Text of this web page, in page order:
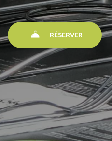
RÉSERVER